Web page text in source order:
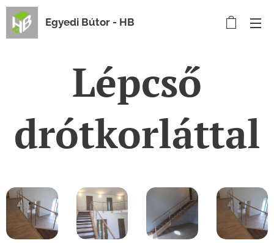
Egyedi Bútor - HB
Lépcső
drótkorláttal